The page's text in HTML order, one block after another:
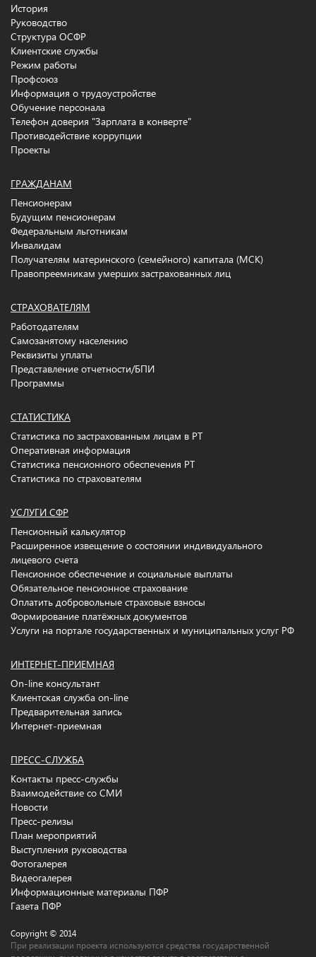
История
Руководство
Структура ОСФР
Клиентские службы
Режим работы
Профсоюз
Информация о трудоустройстве
Обучение персонала
Телефон доверия "Зарплата в конверте"
Противодействие коррупции
Проекты
ГРАЖДАНАМ
Пенсионерам
Будущим пенсионерам
Федеральным льготникам
Инвалидам
Получателям материнского (семейного) капитала (МСК)
Правопреемникам умерших застрахованных лиц
СТРАХОВАТЕЛЯМ
Работодателям
Самозанятому населению
Реквизиты уплаты
Представление отчетности/БПИ
Программы
СТАТИСТИКА
Статистика по застрахованным лицам в РТ
Оперативная информация
Статистика пенсионного обеспечения РТ
Статистика по страхователям
УСЛУГИ СФР
Пенсионный калькулятор
Расширенное извещение о состоянии индивидуального
лицевого счета
Пенсионное обеспечение и социальные выплаты
Обязательное пенсионное страхование
Оплатить добровольные страховые взносы
Формирование платёжных документов
Услуги на портале государственных и муниципальных услуг РФ
ИНТЕРНЕТ-ПРИЕМНАЯ
On-line консультант
Клиентская служба on-line
Предварительная запись
Интернет-приемная
ПРЕСС-СЛУЖБА
Контакты пресс-службы
Взаимодействие со СМИ
Новости
Пресс-релизы
План мероприятий
Выступления руководства
Фотогалерея
Видеогалерея
Информационные материалы ПФР
Газета ПФР
Copyright © 2014
При реализации проекта используются средства государственной